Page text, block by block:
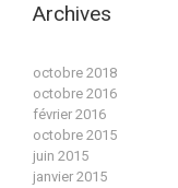
Archives
octobre 2018
octobre 2016
février 2016
octobre 2015
juin 2015
janvier 2015